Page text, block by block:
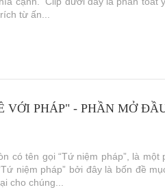
từ ấn...
VỚI PHÁP" - PHẦN MỞ
có tên gọi “Tứ niệm pháp”, là
niệm pháp” bởi đây là bốn đề
cho chúng...